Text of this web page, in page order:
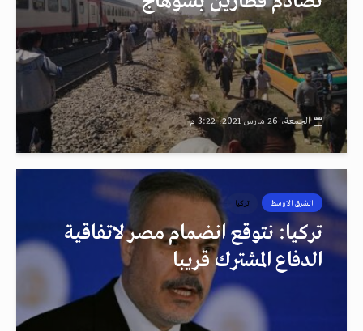
الجمعة، 26 مارس 2021، 3:22 م
الشرق الاوسط تركيا
تركيا: نتوقع انضمام مصر لاتفاقية
الدفاع المشترك قريبا